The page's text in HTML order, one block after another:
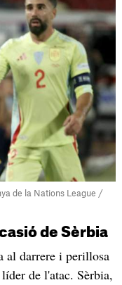
de la Nations League /
de Sèrbia
al darrere i perillosa
de l'atac. Sèrbia,